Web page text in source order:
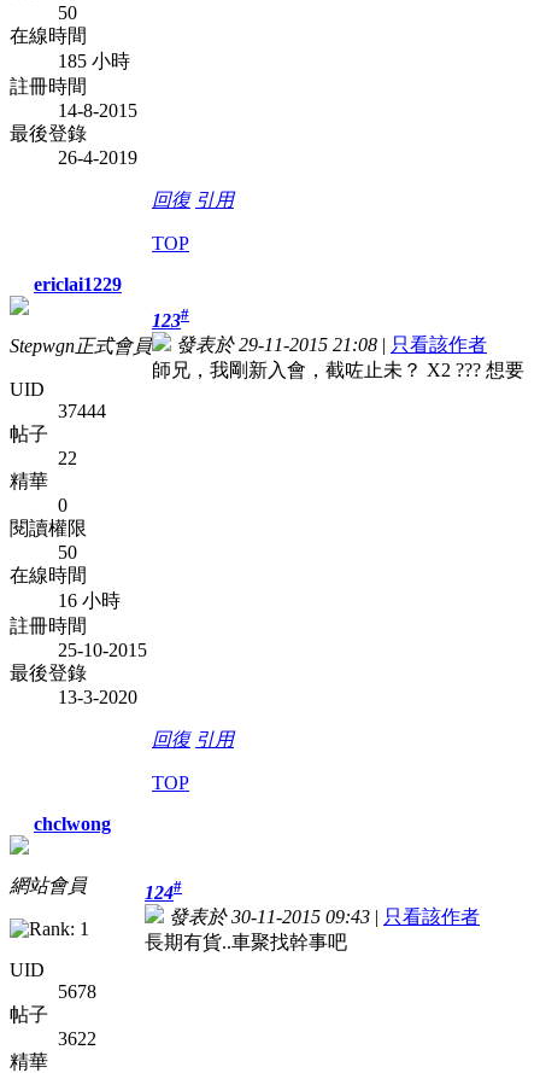
50
在線時間
185 小時
註冊時間
14-8-2015
最後登錄
26-4-2019
回復 引用
TOP
ericlai1229
Stepwgn正式會員
UID
37444
帖子
22
精華
0
閱讀權限
50
在線時間
16 小時
註冊時間
25-10-2015
最後登錄
13-3-2020
123#
發表於 29-11-2015 21:08 | 只看該作者
師兄，我剛新入會，截咗止未？ X2 ??? 想要
回復 引用
TOP
chclwong
網站會員
UID
5678
帖子
3622
精華
124#
發表於 30-11-2015 09:43 | 只看該作者
長期有貨..車聚找幹事吧